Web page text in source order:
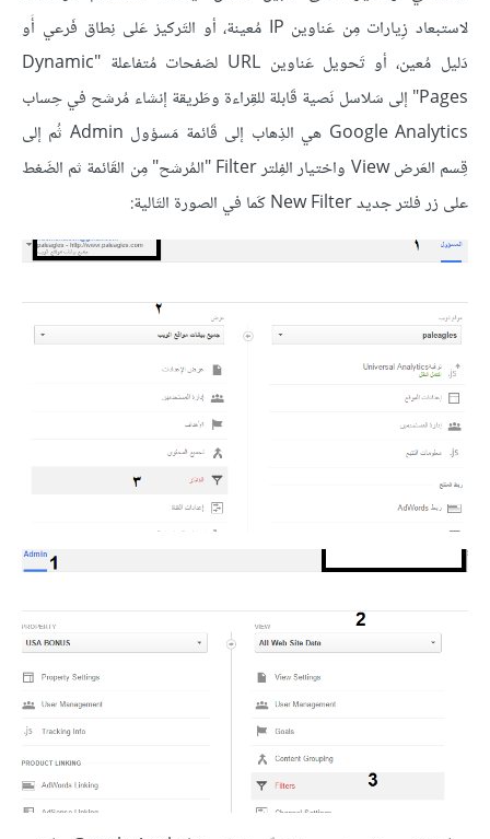
لاستبعاد زِيارات مِن عَناوين IP مُعينة، أو التَركيز عَلى نِطاق فَرعي أَو
دَليل مُعين، أو تَحويل عَناوين URL لصَفحات مُتفاعلة "Dynamic
Pages" إلى سَلاسل نَصية قَابلة للقِراءة وطَريقة إنشاء مُرشح في حِساب
Google Analytics هي الذِهاب إلى قَائمة مَسؤول Admin ثُم إلى
قِسم العَرض View واختيار الفِلتر Filter "المُرشح" مِن القَائمة ثم الضَغط
على زر فلتر جديد New Filter كَما في الصورة التَالية: